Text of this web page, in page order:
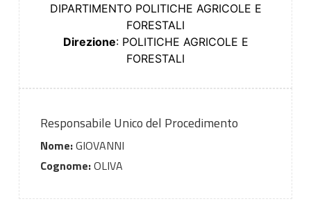
DIPARTIMENTO POLITICHE AGRICOLE E
FORESTALI
Direzione: POLITICHE AGRICOLE E
FORESTALI
Responsabile Unico del Procedimento
Nome:GIOVANNI
Cognome:OLIVA